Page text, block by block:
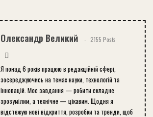
Олександр Великий 2155 Posts
Я понад 6 років працюю в редакційній сфері,
зосереджуючись на темах науки, технологій та
інновацій. Моє завдання — робити складне
зрозумілим, а технічне — цікавим. Щодня я
відстежую нові відкриття, розробки та тренди, щоб